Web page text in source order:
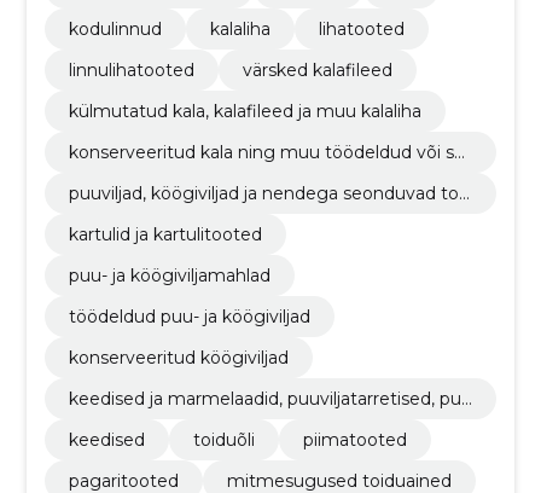
kodulinnud
kalaliha
lihatooted
linnulihatooted
värsked kalafileed
külmutatud kala, kalafileed ja muu kalaliha
konserveeritud kala ning muu töödeldud või säil
puuviljad, köögiviljad ja nendega seonduvad too
kartulid ja kartulitooted
puu- ja köögiviljamahlad
töödeldud puu- ja köögiviljad
konserveeritud köögiviljad
keedised ja marmelaadid, puuviljatarretised, puu
keedised
toiduõli
piimatooted
pagaritooted
mitmesugused toiduained